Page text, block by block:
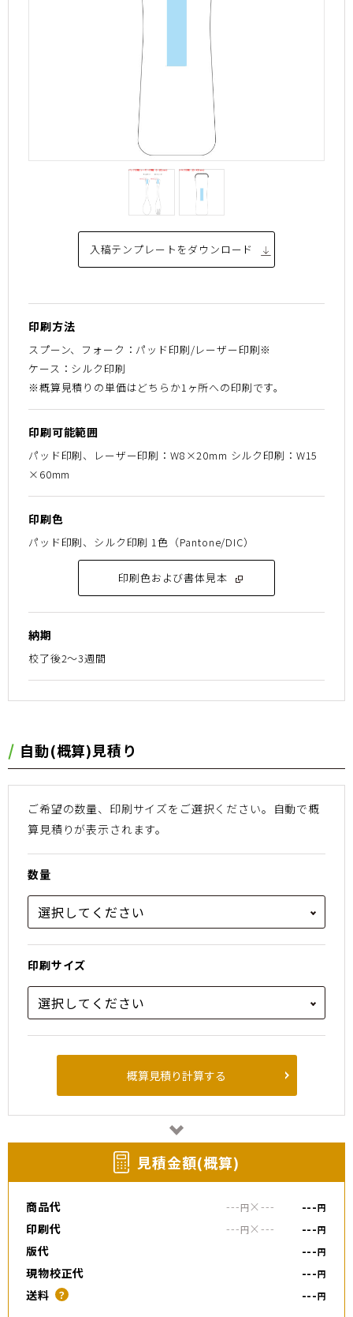
入稿テンプレートをダウンロード
印刷方法
スプーン、フォーク：パッド印刷/レーザー印刷※
ケース：シルク印刷
※概算見積りの単価はどちらか1ヶ所への印刷です。
印刷可能範囲
パッド印刷、レーザー印刷：W8×20mm シルク印刷：W15
×60mm
印刷色
パッド印刷、シルク印刷 1色（Pantone/DIC）
印刷色および書体見本
納期
校了後2～3週間
⾃動(概算)⾒積り
ご希望の数量、印刷サイズをご選択ください。 ⾃動で概
算⾒積りが表⽰されます。
数量
印刷サイズ
概算見積り計算する
⾒積⾦額(概算)
商品代 ---円×--- ---円
印刷代 ---円×--- ---円
版代 ---円
現物校正代 ---円
送料 ？ ---円